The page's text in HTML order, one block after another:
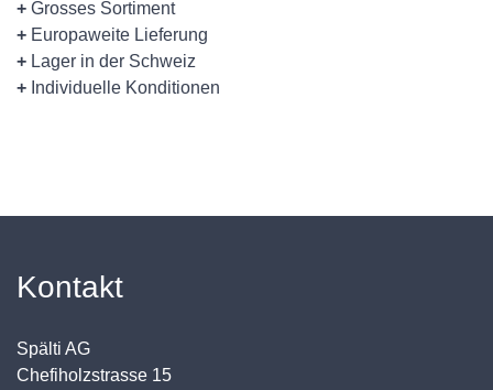
+ Grosses Sortiment
+ Europaweite Lieferung
+ Lager in der Schweiz
+ Individuelle Konditionen
Kontakt
Spälti AG
Chefiholzstrasse 15